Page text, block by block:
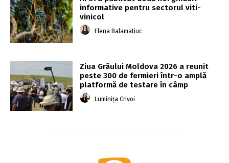
informative pentru sectorul viti-
vinicol
Elena Balamatiuc
Ziua Grâului Moldova 2026 a reunit
peste 300 de fermieri într-o amplă
platformă de testare în câmp
Luminița Crivoi